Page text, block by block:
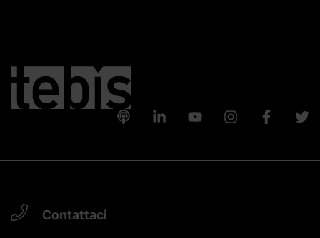
Contattaci